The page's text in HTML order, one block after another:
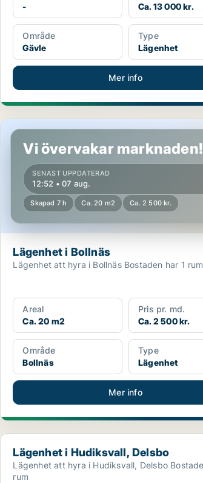
-
Ca. 13 000 kr.
Område
Gävle
Type
Lägenhet
Mer info
Lägenhet i Bollnäs
Vi övervakar marknaden!
SENAST UPPDATERAD
12:52 • 07 aug.
Skapad 7 h Ca. 20 m2 Ca. 2 500 kr.
Lägenhet i Bollnäs
Lägenhet att hyra i Bollnäs Bostaden har 1 rum
Areal
Ca. 20 m2
Pris pr. md.
Ca. 2 500 kr.
Område
Bollnäs
Type
Lägenhet
Mer info
Lägenhet i Hudiksvall, Delsbo
Lägenhet i Hudiksvall, Delsbo
Lägenhet att hyra i Hudiksvall, Delsbo Bostaden har 2
rum